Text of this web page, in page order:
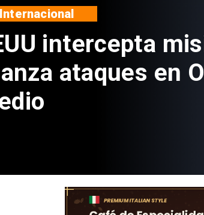
Estado venderá
propiedades a
portal de
Nacional